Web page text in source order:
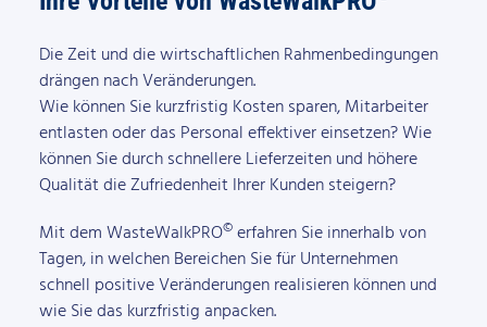
Die Zeit und die wirtschaftlichen Rahmenbedingungen
drängen nach Veränderungen.
Wie können Sie kurzfristig Kosten sparen, Mitarbeiter
entlasten oder das Personal effektiver einsetzen? Wie
können Sie durch schnellere Lieferzeiten und höhere
Qualität die Zufriedenheit Ihrer Kunden steigern?
Mit dem WasteWalkPRO©erfahren Sie innerhalb von
Tagen, in welchen Bereichen Sie für Unternehmen
schnell positive Veränderungen realisieren können und
wie Sie das kurzfristig anpacken.